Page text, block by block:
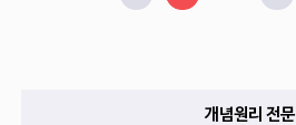
개념원리 전문